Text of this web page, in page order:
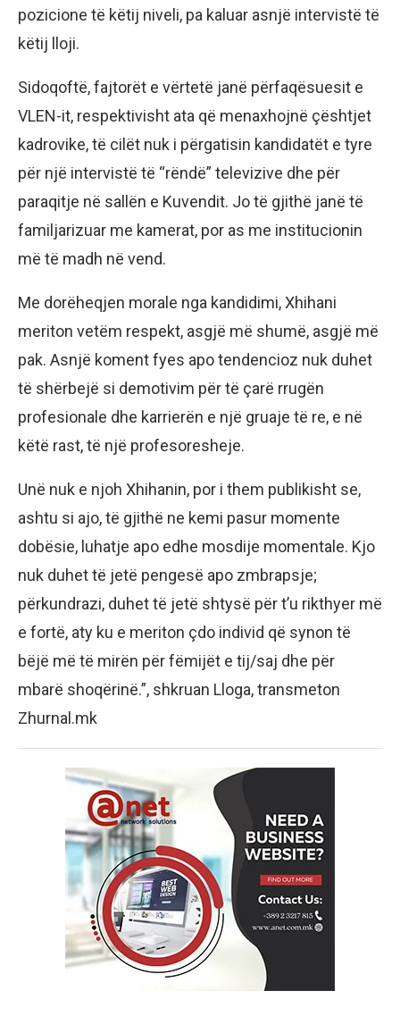
pozicione të këtij niveli, pa kaluar asnjë intervistë të
këtij lloji.
Sidoqoftë, fajtorët e vërtetë janë përfaqësuesit e
VLEN-it, respektivisht ata që menaxhojnë çështjet
kadrovike, të cilët nuk i përgatisin kandidatët e tyre
për një intervistë të “rëndë” televizive dhe për
paraqitje në sallën e Kuvendit. Jo të gjithë janë të
familjarizuar me kamerat, por as me institucionin
më të madh në vend.
Me dorëheqjen morale nga kandidimi, Xhihani
meriton vetëm respekt, asgjë më shumë, asgjë më
pak. Asnjë koment fyes apo tendencioz nuk duhet
të shërbejë si demotivim për të çarë rrugën
profesionale dhe karrierën e një gruaje të re, e në
këtë rast, të një profesoresheje.
Unë nuk e njoh Xhihanin, por i them publikisht se,
ashtu si ajo, të gjithë ne kemi pasur momente
dobësie, luhatje apo edhe mosdije momentale. Kjo
nuk duhet të jetë pengesë apo zmbrapsje;
përkundrazi, duhet të jetë shtysë për t’u rikthyer më
e fortë, aty ku e meriton çdo individ që synon të
bëjë më të mirën për fëmijët e tij/saj dhe për
mbarë shoqërinë.”, shkruan Lloga, transmeton
Zhurnal.mk